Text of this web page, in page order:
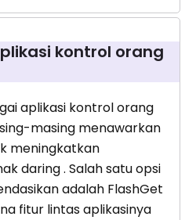
kontrol orang
aplikasi kontrol orang
masing menawarkan
meningkatkan
daring . Salah satu opsi
adalah FlashGet
fitur lintas aplikasinya